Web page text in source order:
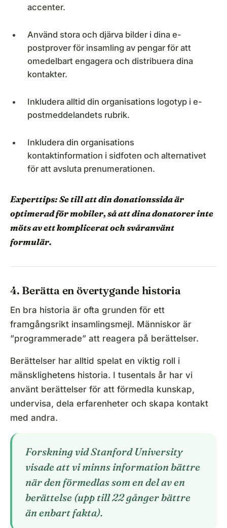
accenter.
Använd stora och djärva bilder i dina e-
postprover för insamling av pengar för att
omedelbart engagera och distribuera dina
kontakter.
Inkludera alltid din organisations logotyp i e-
postmeddelandets rubrik.
Inkludera din organisations
kontaktinformation i sidfoten och alternativet
för att avsluta prenumerationen.
Experttips: Se till att din donationssida är
optimerad för mobiler, så att dina donatorer inte
möts av ett komplicerat och svåranvänt
formulär.
4. Berätta en övertygande historia
En bra historia är ofta grunden för ett
framgångsrikt insamlingsmejl. Människor är
”programmerade” att reagera på berättelser.
Berättelser har alltid spelat en viktig roll i
mänsklighetens historia. I tusentals år har vi
använt berättelser för att förmedla kunskap,
undervisa, dela erfarenheter och skapa kontakt
med andra.
Forskning vid Stanford University
visade att vi minns information bättre
när den förmedlas som en del av en
berättelse (upp till 22 gånger bättre
än enbart fakta).